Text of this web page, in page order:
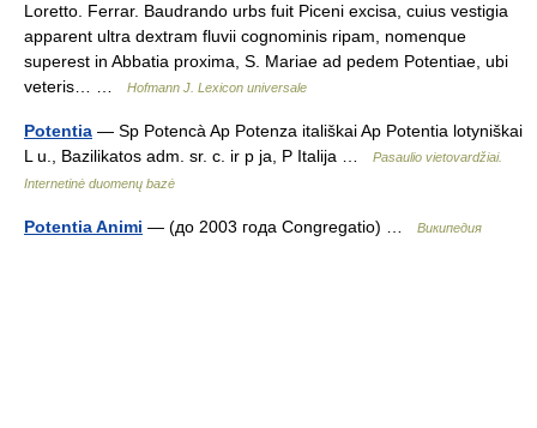
Loretto. Ferrar. Baudrando urbs fuit Piceni excisa, cuius vestigia
apparent ultra dextram fluvii cognominis ripam, nomenque
superest in Abbatia proxima, S. Mariae ad pedem Potentiae, ubi
veteris… …
Hofmann J. Lexicon universale
Potentia — Sp Potencà Ap Potenza itališkai Ap Potentia lotyniškai
L u., Bazilikatos adm. sr. c. ir p ja, P Italija …
Pasaulio vietovardžiai.
Internetinė duomenų bazė
Potentia Animi — (до 2003 года Congregatio) … Википедия